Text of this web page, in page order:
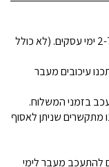
זמני אספקה למשלוח עד לבית הלקוח הינם בין 2-7 ימי עסקים. (לא כולל
עיכובים מעבר
בזמני המשלוח.
מתקשרים שניתן לאסוף
להתעכב מעבר לימי